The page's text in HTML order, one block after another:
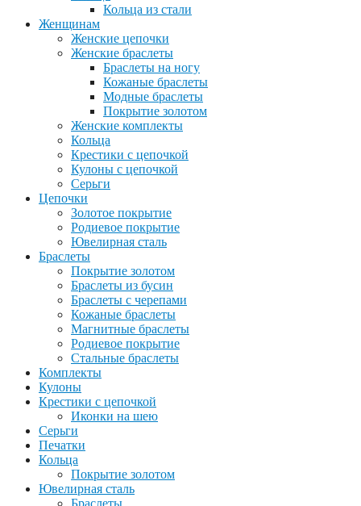
Кольца из стали
Женщинам
Женские цепочки
Женские браслеты
Браслеты на ногу
Кожаные браслеты
Модные браслеты
Покрытие золотом
Женские комплекты
Кольца
Крестики с цепочкой
Кулоны с цепочкой
Серьги
Цепочки
Золотое покрытие
Родиевое покрытие
Ювелирная сталь
Браслеты
Покрытие золотом
Браслеты из бусин
Браслеты с черепами
Кожаные браслеты
Магнитные браслеты
Родиевое покрытие
Стальные браслеты
Комплекты
Кулоны
Крестики с цепочкой
Иконки на шею
Серьги
Печатки
Кольца
Покрытие золотом
Ювелирная сталь
Браслеты